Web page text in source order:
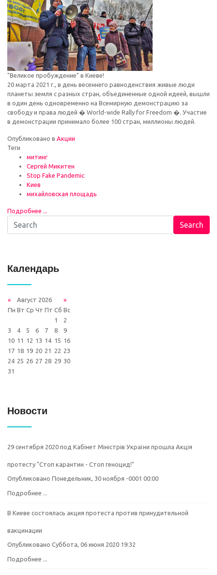
"Великое пробуждение" в Киеве!
20 марта 2021 г., в день весеннего равноденствия живые люди
планеты земля с разных стран, объединенные одной идеей, вышли
в один день одновременно на Всемирную демонстрацию за
свободу и права людей � World-wide Rally for Freedom �. Участие
в демонстрации принимало более 100 стран, миллионы людей.
Опубликовано в Акции
Теги
митинг
Сергей Микитен
Stop Fake Pandemic
Киев
михайловская площадь
Подробнее ...
Search
Календарь
« Август 2026
»
Пн Вт Ср Чт Пт Сб Вс
1
2
3
4 5 6 7 8
9
10 11 12 13 14 15 16
17 18 19 20 21 22 23
24 25 26 27 28 29 30
31
Новости
29 сентября 2020 под Кабінет Міністрів України прошла Акція
протесту "Стоп карантин - Стоп геноцид!"
Опубликовано Понедельник, 30 ноября -0001 00:00
Подробнее ...
В Киеве состоялась акция протеста против принудительной
вакцинации
Опубликовано Суббота, 06 июня 2020 19:32
Подробнее ...